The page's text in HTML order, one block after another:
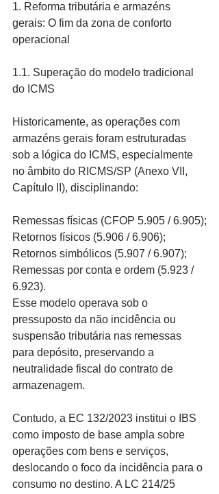
1. Reforma tributária e armazéns
gerais: O fim da zona de conforto
operacional
1.1. Superação do modelo tradicional
do ICMS
Historicamente, as operações com
armazéns gerais foram estruturadas
sob a lógica do ICMS, especialmente
no âmbito do RICMS/SP (Anexo VII,
Capítulo II), disciplinando:
Remessas físicas (CFOP 5.905 / 6.905);
Retornos físicos (5.906 / 6.906);
Retornos simbólicos (5.907 / 6.907);
Remessas por conta e ordem (5.923 /
6.923).
Esse modelo operava sob o
pressuposto da não incidência ou
suspensão tributária nas remessas
para depósito, preservando a
neutralidade fiscal do contrato de
armazenagem.
Contudo, a EC 132/2023 institui o IBS
como imposto de base ampla sobre
operações com bens e serviços,
deslocando o foco da incidência para o
consumo no destino. A LC 214/25